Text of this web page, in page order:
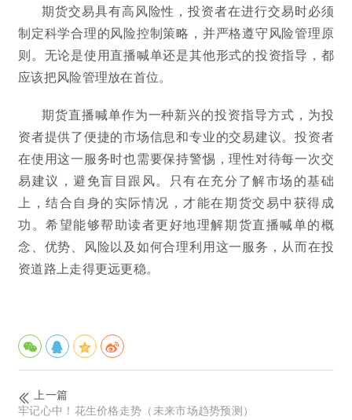
期货交易具有高风险性，投资者在进行交易时必须
制定科学合理的风险控制策略，并严格遵守风险管理原
则。无论是使用直播喊单还是其他形式的投资指导，都
应该把风险管理放在首位。
期货直播喊单作为一种新兴的投资指导方式，为投
资者提供了便捷的市场信息和专业的交易建议。投资者
在使用这一服务时也需要保持警惕，理性对待每一次交
易建议，避免盲目跟风。只有在充分了解市场的基础
上，结合自身的实际情况，才能在期货交易中获得成
功。希望能够帮助读者更好地理解期货直播喊单的概
念、优势、风险以及如何合理利用这一服务，从而在投
资道路上走得更远更稳。
上一篇
牢记心中！花生价格走势（未来市场趋势预测）